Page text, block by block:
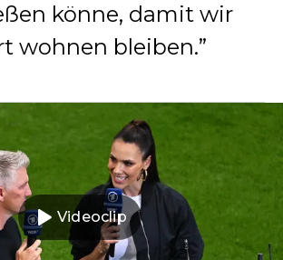
könne, damit wir
wohnen bleiben.
Videoclip